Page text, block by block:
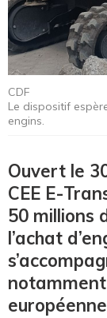
CDF
Le dispositif
engins.
Ouvert le
CEE E-
50 millions
l’achat